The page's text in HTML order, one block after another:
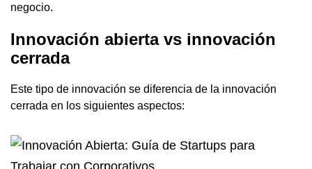
negocio.
Innovación abierta vs innovación
cerrada
Este tipo de innovación se diferencia de la innovación
cerrada en los siguientes aspectos: